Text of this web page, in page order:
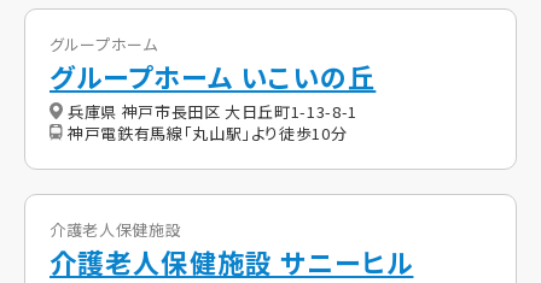
グループホーム
グループホーム いこいの丘
兵庫県 神戸市長田区 大日丘町1-13-8-1
神戸電鉄有馬線「丸山駅」より徒歩10分
介護老人保健施設
介護老人保健施設 サニーヒル